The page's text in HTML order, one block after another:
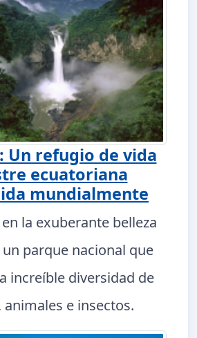
Un refugio de vida
ecuatoriana
mundialmente
la exuberante belleza
un parque nacional que
increíble diversidad de
animales e insectos.